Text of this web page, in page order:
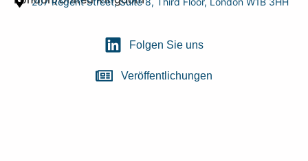
Folgen Sie uns
Veröffentlichungen